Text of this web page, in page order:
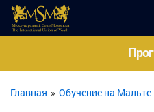
Главная » Обучение на Мальте